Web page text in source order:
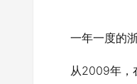
一年一度的
从2009年，